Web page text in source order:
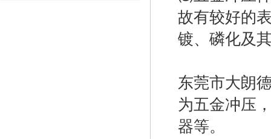
故有较好的
镀、磷化及
东莞市大朗
为五金冲压
器等。